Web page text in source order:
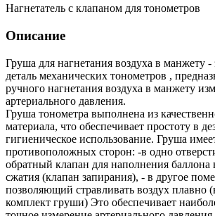
Нагнетатель с клапаном для тонометров
Описание
Груша для нагнетания воздуха в манжету -
деталь механических тонометров ,
ручного нагнетания воздуха в манжету
артериального давления.
Груша тонометра выполнена из
материала, что обеспечивает простоту в
гигиеническое использование. Груша
противоположных сторон: -в одно
обратный клапан для наполнения баллона
сжатия (клапан запирания), - в другое
позволяющий стравливать воздух плавно
комплект груши) Это обеспечивает